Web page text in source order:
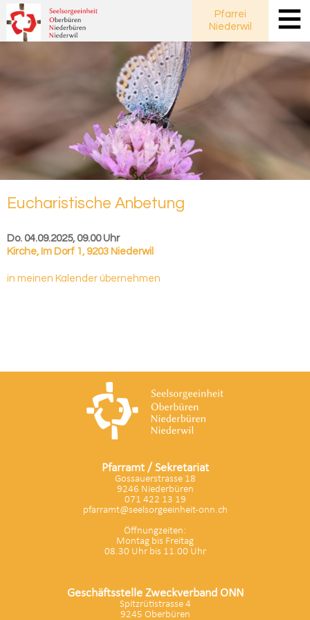
Pfarrei
Niederwil
Eu­cha­ris­ti­sche An­be­tung
Do. 04.09.2025, 09.00 Uhr
Kirche, Im Dorf 1, 9203 Niederwil
in meinen Kalender übernehmen
Pfarramt / Sekretariat
Gossauerstrasse 18
9246 Niederbüren
071 422 13 19
pfarramt@seelsorgeeinheit-onn.ch
Öffnungzeiten:
Montag bis Freitag
08.30 Uhr bis 11.00 Uhr
Geschäftsstelle Zweckverband ONN
Spitzrütistrasse 4
9245 Oberbüren